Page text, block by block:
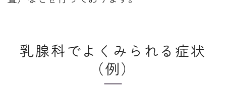
乳腺科でよくみられる症状
（例）